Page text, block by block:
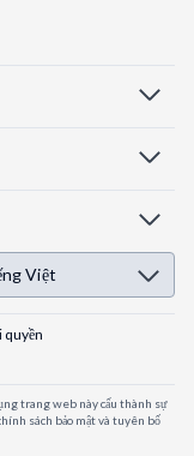
Việt
trang web này cấu thành sự
sách bảo mật và tuyên bố